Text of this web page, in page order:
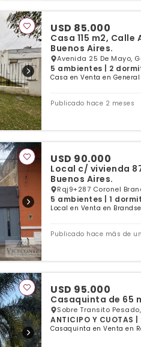
USD 85.000
Casa 115 m2,
Buenos Aires.
Avenida 25 De Mayo,
5 ambientes | 2
Casa en Venta en
Publicado hace 2 meses
USD 90.000
Local c/ vivienda
Buenos Aires.
Rqj9+287 Coronel
5 ambientes | 1
Local en Venta en
Publicado hace más de
USD 95.000
Casaquinta de 65
Sobre Transito
ANTICIPO Y
Casaquinta en Venta en